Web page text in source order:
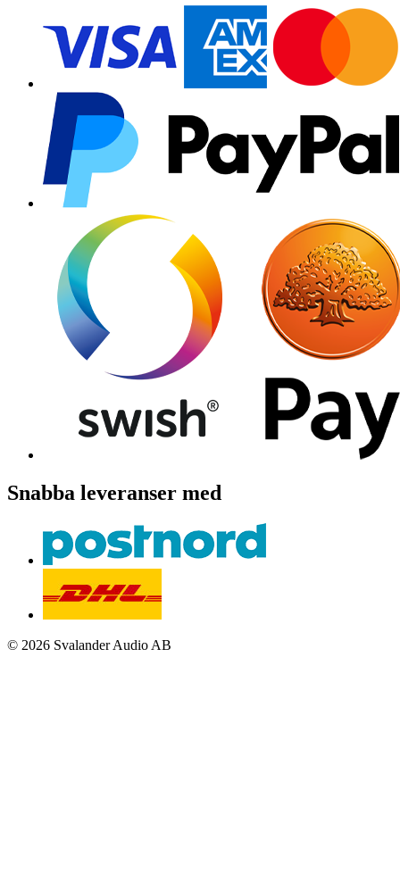
Snabba leveranser med
© 2026 Svalander Audio AB